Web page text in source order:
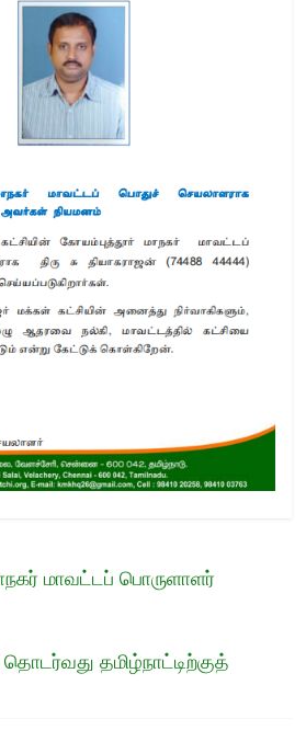
மாவட்டப் பொருளாளர்
தமிழ்நாட்டிற்குத்